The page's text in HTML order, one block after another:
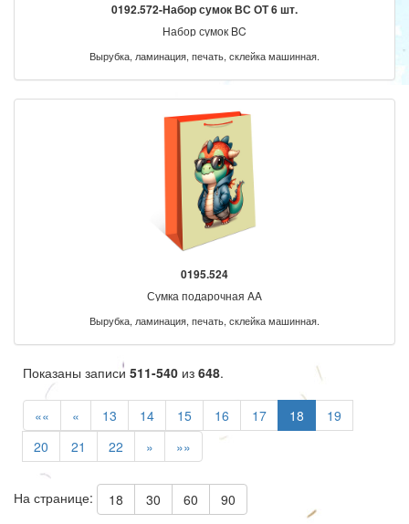
0192.572-Набор сумок ВС ОТ 6 шт.
Набор сумок BC
Вырубка, ламинация, печать, склейка машинная.
0195.524
Сумка подарочная AA
Вырубка, ламинация, печать, склейка машинная.
Показаны записи 511-540 из 648.
«« « 13 14 15 16 17 18
19
20
21 22 » »»
На странице: 18 30 60 90